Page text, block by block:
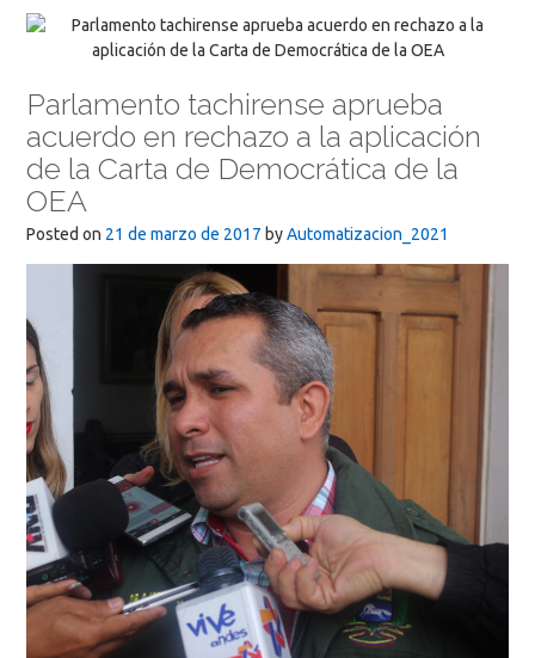
Parlamento tachirense aprueba
acuerdo en rechazo a la aplicación
de la Carta de Democrática de la
OEA
Posted on 21 de marzo de 2017 byAutomatizacion_2021